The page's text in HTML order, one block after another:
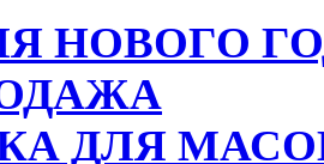
НОВОГО
ДЛЯ